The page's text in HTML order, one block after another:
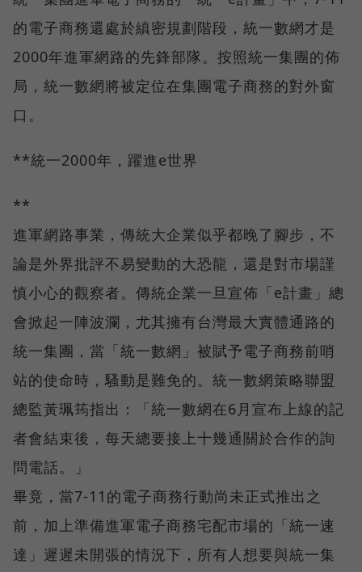
的電子商務還處於縝密規劃階段，統一數網才是
2000年進軍網路的先鋒部隊。按照統一集團的佈
局，統一數網將被定位在集團電子商務的對外窗
口。
**統一2000年，躍進e世界
**
進軍網路事業，傳統大企業似乎都晚了腳步，不
論是外界批評不易變動的大恐龍，還是對市場謹
慎小心的觀察者。傳統企業一旦宣佈「e計畫」總
會掀起一陣波瀾，尤其擁有台灣最大實體通路的
統一集團，當「統一數網」被賦予電子商務前哨
站的使命時，騷動是難免的。統一數網策略聯盟
總監黃珮筠指出：「統一數網在6月宣布上線的記
者會結束後，每天總要接上十幾通關於合作的詢
問電話。」
畢竟，當7-11的電子商務行動尚未正式推出之
前，加上準備進軍電子商務宅配市場的「統一速
達」遲遲未開張的情況下，所有人想要與統一集